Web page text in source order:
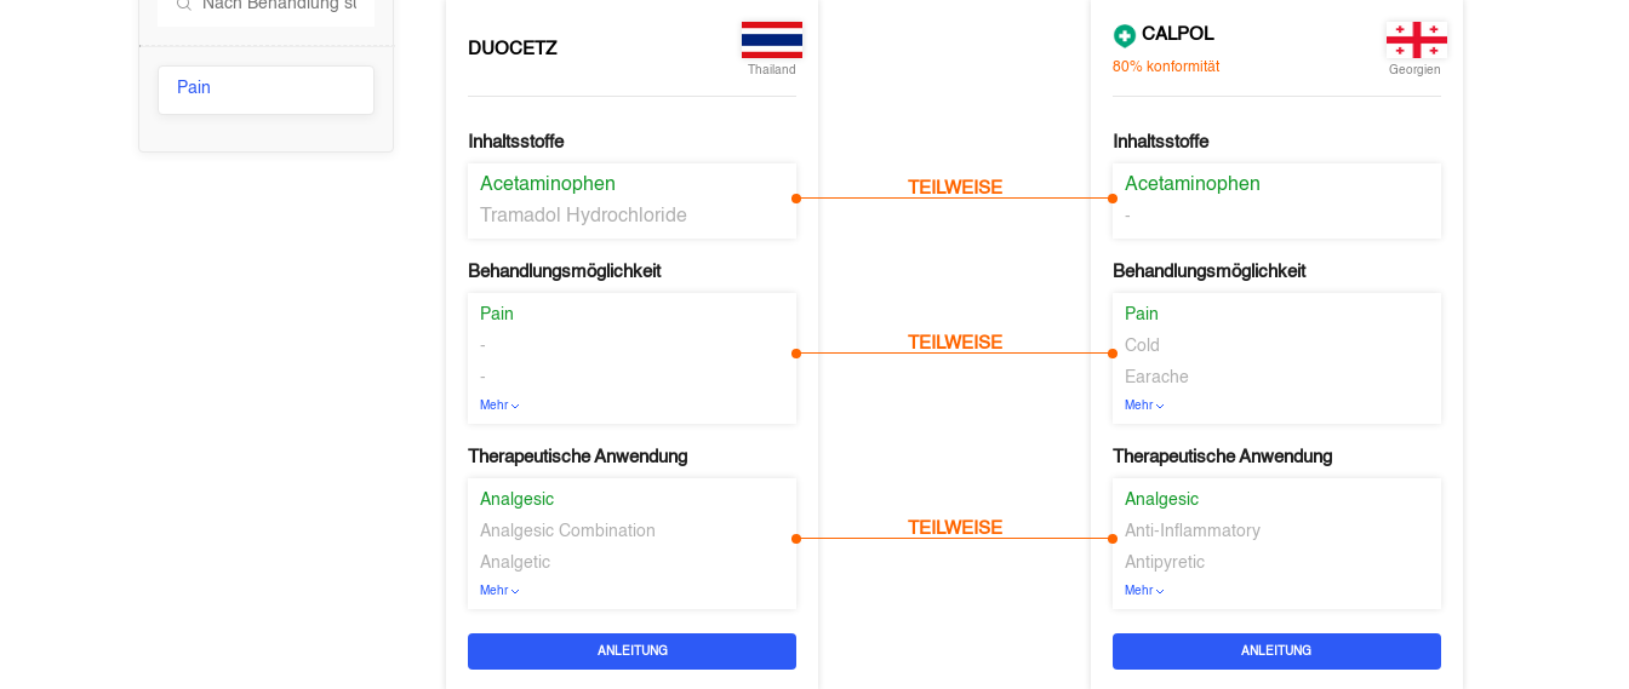
Pain
DUOCETZ
Thailand
Inhaltsstoffe
Acetaminophen
Tramadol Hydrochloride
Behandlungsmöglichkeit
Pain
-
-
Mehr
Therapeutische Anwendung
Analgesic
Analgesic Combination
Analgetic
Mehr
ANLEITUNG
TEILWEISE
TEILWEISE
TEILWEISE
CALPOL
80% konformität Georgien
Inhaltsstoffe
Acetaminophen
-
Behandlungsmöglichkeit
Pain
Cold
Earache
Mehr
Therapeutische Anwendung
Analgesic
Anti-Inflammatory
Antipyretic
Mehr
ANLEITUNG